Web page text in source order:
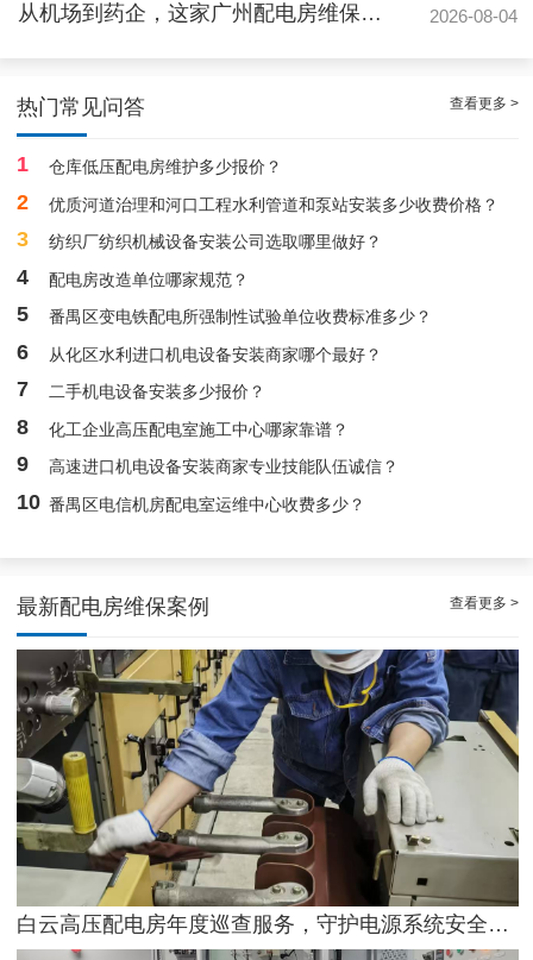
从机场到药企，这家广州配电房维保公司凭什么赢得园区信赖 2026-08-04
热门常见问答 查看更多 >
1 仓库低压配电房维护多少报价？
2 优质河道治理和河口工程水利管道和泵站安装多少收费价格？
3 纺织厂纺织机械设备安装公司选取哪里做好？
4 配电房改造单位哪家规范？
5 番禺区变电铁配电所强制性试验单位收费标准多少？
6 从化区水利进口机电设备安装商家哪个最好？
7 二手机电设备安装多少报价？
8 化工企业高压配电室施工中心哪家靠谱？
9 高速进口机电设备安装商家专业技能队伍诚信？
10 番禺区电信机房配电室运维中心收费多少？
最新配电房维保案例 查看更多 >
靠谱白云箱式配电房维护保养服务，阻止潜在风险
广州配电房维保案例|防备重伤事故
白云配电房要求检修服务，支持配电房稳定
白云高压配电房年度巡查服务，守护电源系统安全稳定运行